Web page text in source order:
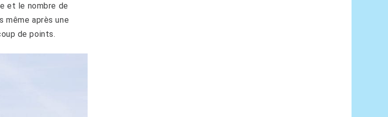
et le nombre de
après une
de points.